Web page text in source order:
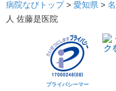
病院なびトップ > 愛知県 >
人 佐藤是医院
プライバシーマー